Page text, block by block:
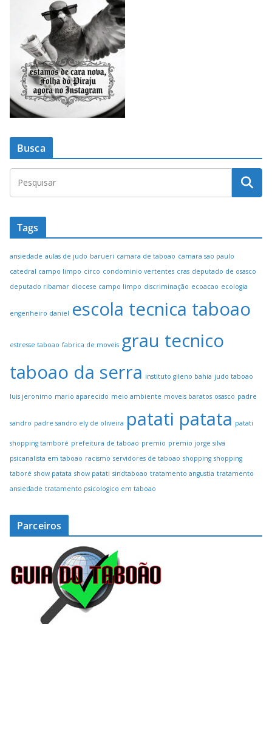
Busca
Tags
ansiedade aulas de judo barueri camara de taboao camara sao paulo
catedral campo limpo circo condominio vertentes cras deputado de osasco
deputado ribamar diocese campo limpo discriminação ecoacao ecologia
engenheiro daniel escola tecnica taboao
estresse taboao fabrica de moveis grau tecnico
taboao da serra instituto gileno bahia judo taboao
luis jeronimo mario aparecido meio ambiente moveis baratos osasco padre
sandro padre sandro ely de oliveira patati patata patati
shopping tamboré prefeitura de taboao premio premio jorge silva
psicanalista em taboao racismo servidores de taboao shopping shopping
taboré show patata show patati sindtaboao tratamento angustia tratamento
ansiedade tratamento psicologico em taboao
Parceiros